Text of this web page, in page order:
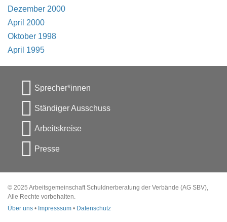
Dezember 2000
April 2000
Oktober 1998
April 1995
Sprecher*innen
Ständiger Ausschuss
Arbeitskreise
Presse
© 2025 Arbeitsgemeinschaft Schuldnerberatung der Verbände (AG SBV),
Alle Rechte vorbehalten.
Über uns • Impresssum • Datenschutz